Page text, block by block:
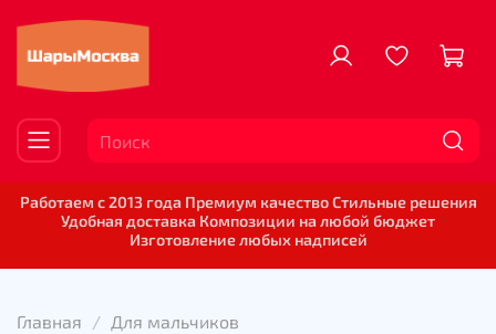
Работаем с 2013 года Премиум качество Стильные решения
Удобная доставка Композиции на любой бюджет
Изготовление любых надписей
Главная Для мальчиков